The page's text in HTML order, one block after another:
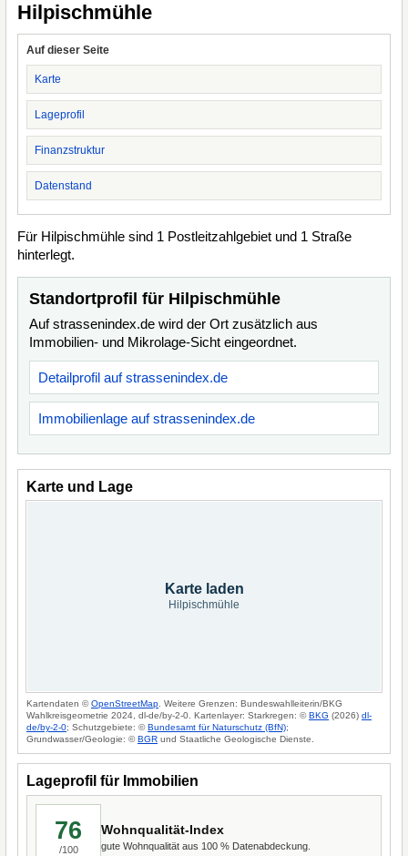
Hilpischmühle
Auf dieser Seite
Karte
Lageprofil
Finanzstruktur
Datenstand
Für Hilpischmühle sind 1 Postleitzahlgebiet und 1 Straße
hinterlegt.
Standortprofil für Hilpischmühle
Auf strassenindex.de wird der Ort zusätzlich aus
Immobilien- und Mikrolage-Sicht eingeordnet.
Detailprofil auf strassenindex.de
Immobilienlage auf strassenindex.de
Karte und Lage
Karte laden
Hilpischmühle
Kartendaten ©OpenStreetMap . Weitere Grenzen: Bundeswahlleiterin/BKG
Wahlkreisgeometrie 2024, dl-de/by-2-0. Kartenlayer: Starkregen: ©BKG (2026) dl-
de/by-2-0; Schutzgebiete: ©Bundesamt für Naturschutz (BfN);
Grundwasser/Geologie: ©BGR und Staatliche Geologische Dienste.
Lageprofil für Immobilien
76
/100
Wohnqualität-Index
gute Wohnqualität aus 100 % Datenabdeckung.